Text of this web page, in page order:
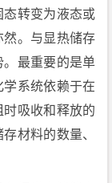
转变为液态或
然。与显热储存
。最重要的是单
系统依赖于在
吸收和释放的
材料的数量、